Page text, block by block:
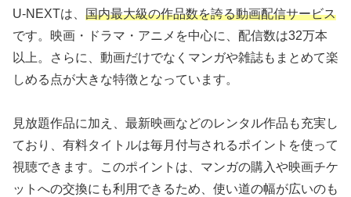
U-NEXTは、 国内最大級の作品数を誇る動画配信サービス
です。映画・ドラマ・アニメを中心に、配信数は32万本
以上。さらに、動画だけでなくマンガや雑誌もまとめて楽
しめる点が大きな特徴となっています。
見放題作品に加え、最新映画などのレンタル作品も充実し
ており、有料タイトルは毎月付与されるポイントを使って
視聴できます。このポイントは、マンガの購入や映画チケ
ットへの交換にも利用できるため、使い道の幅が広いのも